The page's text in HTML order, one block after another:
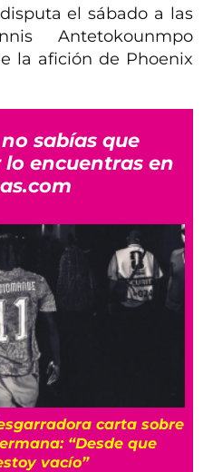
el sábado a las
Antetokounmpo
la afición de Phoenix
sabías que
lo encuentras en
carta sobre
“Desde que
vacío”